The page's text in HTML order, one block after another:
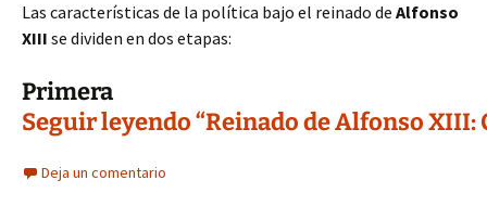
Las características de la política bajo el reinado de Alfonso
XIII se dividen en dos etapas:
Primera
Seguir leyendo “Reinado de Alfonso
Deja un comentario